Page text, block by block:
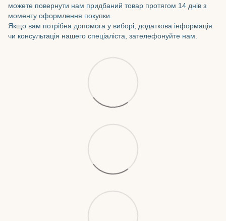
можете повернути нам придбаний товар протягом 14 днів з
моменту оформлення покупки.
Якщо вам потрібна допомога у виборі, додаткова інформація
чи консультація нашего спеціаліста, зателефонуйте нам.